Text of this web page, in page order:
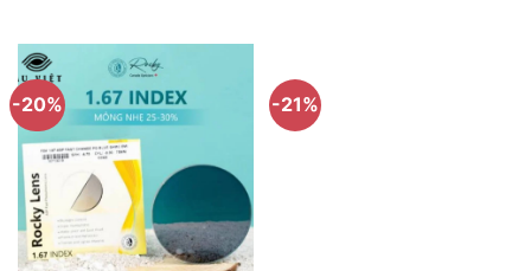
này
có
nhiều
biến
thể.
Các
tùy
chọn
có
có
nhiều
biến
-20% -21%